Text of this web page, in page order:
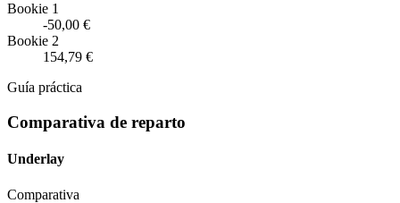
Bookie 1
-50,00 €
Bookie 2
154,79 €
Guía práctica
Comparativa de reparto
Underlay
Comparativa